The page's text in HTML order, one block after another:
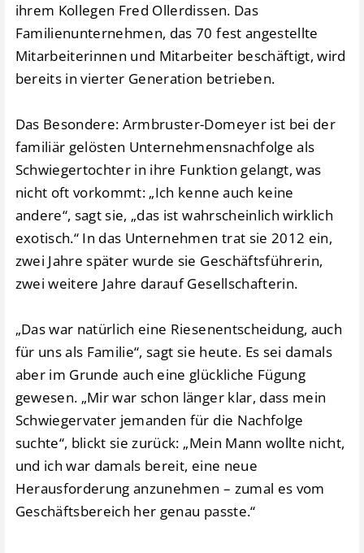
ihrem Kollegen Fred Ollerdissen. Das
Familienunternehmen, das 70 fest angestellte
Mitarbeiterinnen und Mitarbeiter beschäftigt, wird
bereits in vierter Generation betrieben.
Das Besondere: Armbruster-Domeyer ist bei der
familiär gelösten Unternehmensnachfolge als
Schwiegertochter in ihre Funktion gelangt, was
nicht oft vorkommt: „Ich kenne auch keine
andere“, sagt sie, „das ist wahrscheinlich wirklich
exotisch.“ In das Unternehmen trat sie 2012 ein,
zwei Jahre später wurde sie Geschäftsführerin,
zwei weitere Jahre darauf Gesellschafterin.
„Das war natürlich eine Riesenentscheidung, auch
für uns als Familie“, sagt sie heute. Es sei damals
aber im Grunde auch eine glückliche Fügung
gewesen. „Mir war schon länger klar, dass mein
Schwiegervater jemanden für die Nachfolge
suchte“, blickt sie zurück: „Mein Mann wollte nicht,
und ich war damals bereit, eine neue
Herausforderung anzunehmen – zumal es vom
Geschäftsbereich her genau passte.“